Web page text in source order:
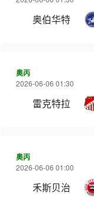
奥伯华特
奥丙
2026-06-06 01:30
雷克特拉
奥丙
2026-06-06 01:00
禾斯贝治